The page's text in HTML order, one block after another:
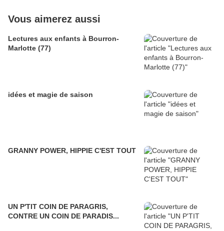
Vous aimerez aussi
Lectures aux enfants à Bourron-
Marlotte (77)
idées et magie de saison
GRANNY POWER, HIPPIE C'EST TOUT
UN P'TIT COIN DE PARAGRIS,
CONTRE UN COIN DE PARADIS...